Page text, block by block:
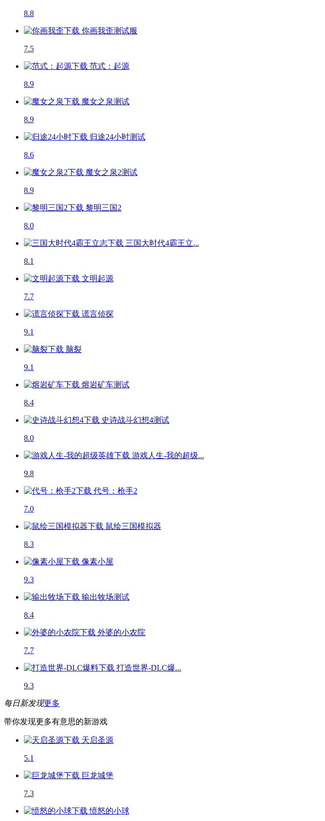
8.8
你画我歪测试服
7.5
范式：起源
8.9
魔女之泉测试
8.9
归途24小时测试
8.6
魔女之泉2测试
8.9
黎明三国2
8.0
三国大时代4霸王立...
8.1
文明起源
7.7
谎言侦探
9.1
脑裂
9.1
熔岩矿车测试
8.4
史诗战斗幻想4测试
8.0
游戏人生-我的超级...
9.8
代号：枪手2
7.0
鼠绘三国模拟器
8.3
像素小屋
9.3
输出牧场测试
8.4
外婆的小农院
7.7
打造世界-DLC爆...
9.3
每日新发现更多
带你发现更多有意思的新游戏
天启圣源
5.1
巨龙城堡
7.3
愤怒的小球